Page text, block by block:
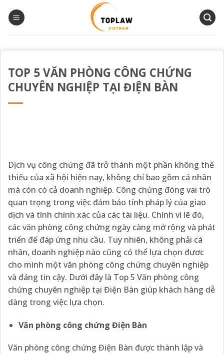
qua
TOP 5 VĂN PHÒNG CÔNG CHỨNG
CHUYÊN NGHIỆP TẠI ĐIỆN BÀN
Dịch vụ công chứng đã trở thành một phần không thể
thiếu của xã hội hiện nay, không chỉ bao gồm cá nhân
mà còn có cả doanh nghiệp. Công chứng đóng vai trò
quan trọng trong việc đảm bảo tính pháp lý của giao
dịch và tính chính xác của các tài liệu. Chính vì lẽ đó,
các văn phòng công chứng ngày càng mở rộng và phát
triển để đáp ứng nhu cầu. Tuy nhiên, không phải cá
nhân, doanh nghiệp nào cũng có thể lựa chọn đươc
cho mình một văn phòng công chứng chuyên nghiệp
và đáng tin cậy. Dưới đây là Top 5 Văn phòng công
chứng chuyên nghiệp tại Điện Bàn giúp khách hàng dễ
dàng trong việc lựa chọn.
Văn phòng công chứng Điện Bàn
Văn phòng công chứng Điện Bàn được thành lập và